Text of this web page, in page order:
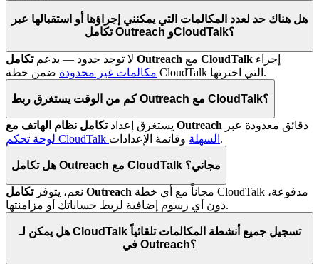
هل هناك حد لعدد المكالمات التي يمكنني إجراؤها أو استقبالها عبر
تكامل Outreach وCloudTalk؟
لا توجد حدود — يدعم تكامل Outreach CloudTalk إجراء
مكالمات غير محدودة
ضمن خطة CloudTalk التي اخترتها.
كم من الوقت يستغرق ربط Outreach مع CloudTalk؟
يستغرق إعداد تكامل نظام الهاتف مع Outreach دقائق معدودة عبر
لوحة تحكم CloudTalk السهلة وقائمة الإعدادات.
هل تكامل Outreach مع CloudTalk مجاني؟
نعم، يتوفر تكامل Outreach
دون أي رسوم إضافية لربط حساباتك أو مزامنتها.
هل يمكن لـ CloudTalk تسجيل جميع أنشطة المكالمات تلقائياً
في Outreach؟